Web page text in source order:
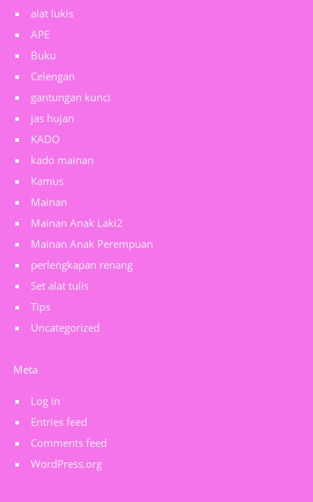
alat lukis
APE
Buku
Celengan
gantungan kunci
jas hujan
KADO
kado mainan
Kamus
Mainan
Mainan Anak Laki2
Mainan Anak Perempuan
perlengkapan renang
Set alat tulis
Tips
Uncategorized
Meta
Log in
Entries feed
Comments feed
WordPress.org